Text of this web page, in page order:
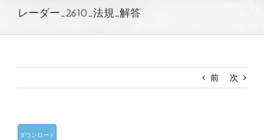
レーダー_2610_法規_解答
前 次
ダウンロード